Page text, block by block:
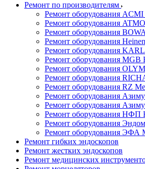
Ремонт по производителям
Ремонт оборудования
Ремонт оборудования
Ремонт оборудования
Ремонт оборудования
Ремонт оборудования
Ремонт оборудования MGB
Ремонт оборудования
Ремонт оборудования
Ремонт оборудования RZ
Ремонт оборудования
Ремонт оборудования
Ремонт оборудования НФП
Ремонт оборудования
Ремонт оборудования ЭФА
Ремонт гибких эндоскопов
Ремонт жестких эндоскопов
Ремонт медицинских